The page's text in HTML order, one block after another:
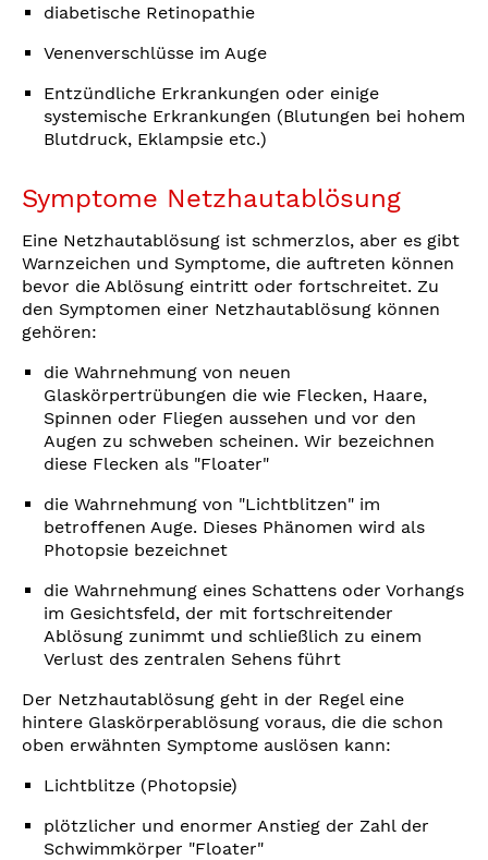
diabetische Retinopathie
Venenverschlüsse im Auge
Entzündliche Erkrankungen oder einige
systemische Erkrankungen (Blutungen bei hohem
Blutdruck, Eklampsie etc.)
Symptome Netzhautablösung
Eine Netzhautablösung ist schmerzlos, aber es gibt
Warnzeichen und Symptome, die auftreten können
bevor die Ablösung eintritt oder fortschreitet. Zu
den Symptomen einer Netzhautablösung können
gehören:
die Wahrnehmung von neuen
Glaskörpertrübungen die wie Flecken, Haare,
Spinnen oder Fliegen aussehen und vor den
Augen zu schweben scheinen. Wir bezeichnen
diese Flecken als "Floater"
die Wahrnehmung von "Lichtblitzen" im
betroffenen Auge. Dieses Phänomen wird als
Photopsie bezeichnet
die Wahrnehmung eines Schattens oder Vorhangs
im Gesichtsfeld, der mit fortschreitender
Ablösung zunimmt und schließlich zu einem
Verlust des zentralen Sehens führt
Der Netzhautablösung geht in der Regel eine
hintere Glaskörperablösung voraus, die die schon
oben erwähnten Symptome auslösen kann:
Lichtblitze (Photopsie)
plötzlicher und enormer Anstieg der Zahl der
Schwimmkörper "Floater"